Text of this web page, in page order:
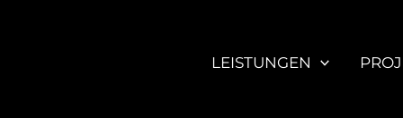
LEISTUNGEN